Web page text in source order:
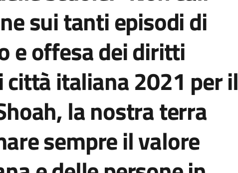
sui tanti episodi di
e offesa dei diritti
italiana 2021 per il
la nostra terra
sempre il valore